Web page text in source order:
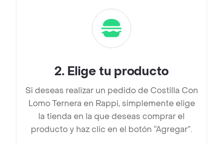
2. Elige tu producto
Si deseas realizar un pedido de Costilla Con
Lomo Ternera en Rappi, simplemente elige
la tienda en la que deseas comprar el
producto y haz clic en el botón “Agregar”.